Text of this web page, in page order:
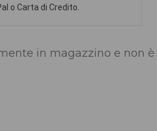
o Carta di Credito.
in magazzino e non è